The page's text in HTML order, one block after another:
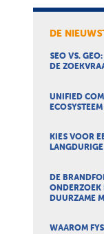
DE
SEO VS.
DE
UNIFIED
KIES VOOR
DE
ONDERZOEK
DUURZAME
WAAROM